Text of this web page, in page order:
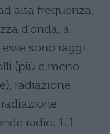
alta frequenza,
d’onda, a
sono raggi
(più e meno
radiazione
radio. 1. I